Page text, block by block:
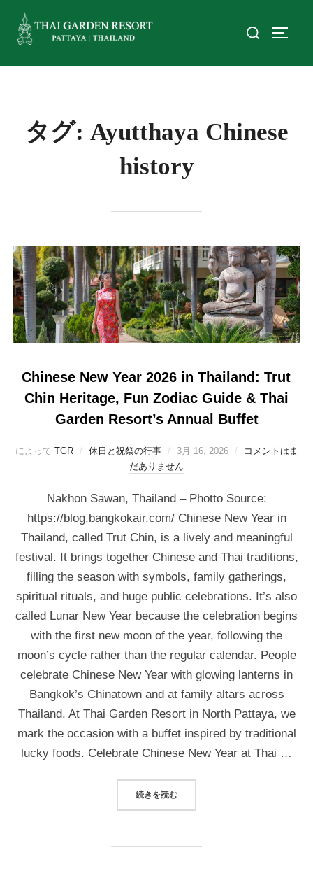
タグ: Ayutthaya Chinese
history
Chinese New Year 2026 in Thailand: Trut
Chin Heritage, Fun Zodiac Guide & Thai
Garden Resort’s Annual Buffet
によって TGR 休日と祝祭の行事 3月 16, 2026
コメントはま
だありません
Nakhon Sawan, Thailand – Photto Source:
https://blog.bangkokair.com/ Chinese New Year in
Thailand, called Trut Chin, is a lively and meaningful
festival. It brings together Chinese and Thai traditions,
filling the season with symbols, family gatherings,
spiritual rituals, and huge public celebrations. It’s also
called Lunar New Year because the celebration begins
with the first new moon of the year, following the
moon’s cycle rather than the regular calendar. People
celebrate Chinese New Year with glowing lanterns in
Bangkok’s Chinatown and at family altars across
Thailand. At Thai Garden Resort in North Pattaya, we
mark the occasion with a buffet inspired by traditional
lucky foods. Celebrate Chinese New Year at Thai …
続きを読む